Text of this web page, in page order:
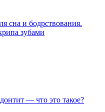
сна и бодрствования.
зубами
— что это такое?